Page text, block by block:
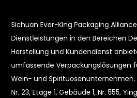
Sichuan Ever-King Packaging
Dienstleistungen in den Bereichen
Herstellung und Kundendienst
umfassende Verpackungslösungen
Wein- und Spirituosenunternehmen.
Nr. 23, Etage 1, Gebäude 1, Nr. 555,